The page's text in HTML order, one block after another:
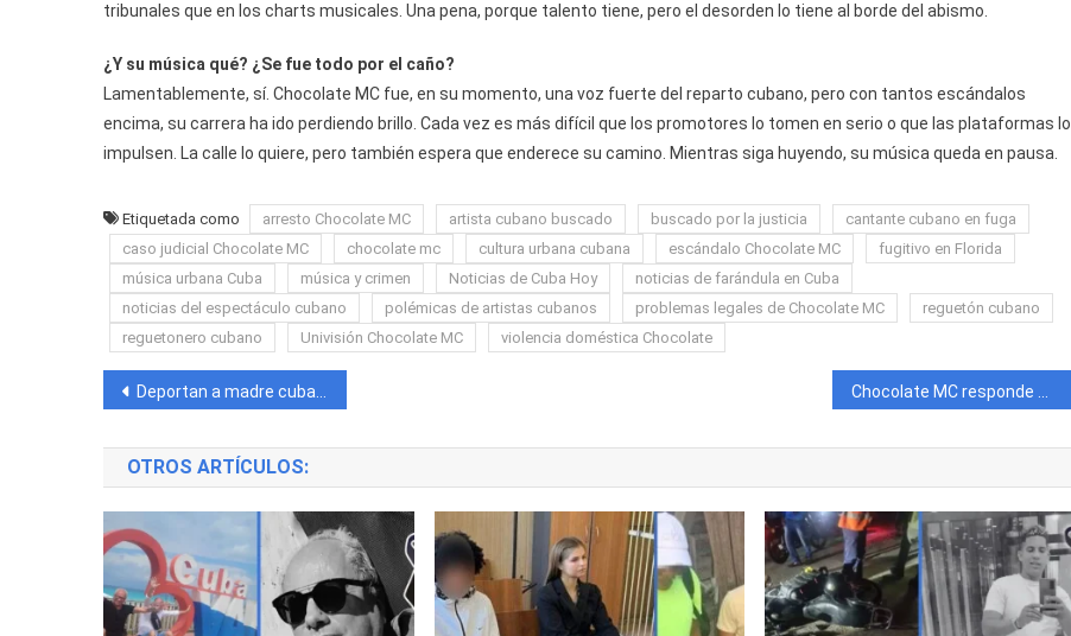
tribunales que en los charts musicales. Una pena, porque talento tiene, pero el desorden lo tiene al borde del abismo.
¿Y su música qué? ¿Se fue todo por el caño?
Lamentablemente, sí. Chocolate MC fue, en su momento, una voz fuerte del reparto cubano, pero con tantos escándalos
encima, su carrera ha ido perdiendo brillo. Cada vez es más difícil que los promotores lo tomen en serio o que las plataformas lo
impulsen. La calle lo quiere, pero también espera que enderece su camino. Mientras siga huyendo, su música queda en pausa.
Etiquetada como arresto Chocolate MC artista cubano buscado buscado por la justicia
cantante cubano en fuga
caso judicial Chocolate MC
chocolate mc cultura urbana cubana escándalo Chocolate MC
fugitivo en Florida
música urbana Cuba
música y crimen Noticias de Cuba Hoy
noticias de farándula en Cuba
noticias del espectáculo cubano
polémicas de artistas cubanos problemas legales de Chocolate MC
reguetón cubano
reguetonero cubano
Univisión Chocolate MC violencia doméstica Chocolate
Navegación
de
entradas
Deportan a madre cubana de una bebé de un año detenida por ICE en Tampa «Han destrozado una familia» Chocolate MC responde con sarcasmo a su orden de búsqueda y captura en Estados Unidos.
OTROS ARTÍCULOS: